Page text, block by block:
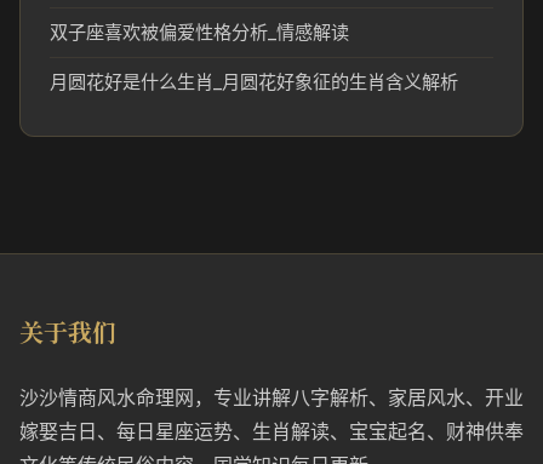
双子座喜欢被偏爱性格分析_情感解读
月圆花好是什么生肖_月圆花好象征的生肖含义解析
关于我们
沙沙情商风水命理网，专业讲解八字解析、家居风水、开业
嫁娶吉日、每日星座运势、生肖解读、宝宝起名、财神供奉